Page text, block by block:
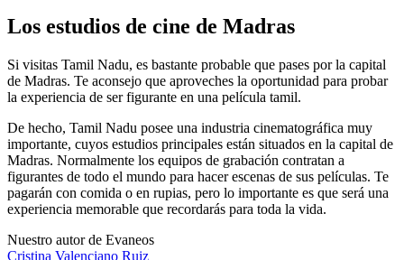
Los estudios de cine de Madras
Si visitas Tamil Nadu, es bastante probable que pases por la capital
de Madras. Te aconsejo que aproveches la oportunidad para probar
la experiencia de ser figurante en una película tamil.
De hecho, Tamil Nadu posee una industria cinematográfica muy
importante, cuyos estudios principales están situados en la capital de
Madras. Normalmente los equipos de grabación contratan a
figurantes de todo el mundo para hacer escenas de sus películas. Te
pagarán con comida o en rupias, pero lo importante es que será una
experiencia memorable que recordarás para toda la vida.
Nuestro autor de Evaneos
Cristina Valenciano Ruiz